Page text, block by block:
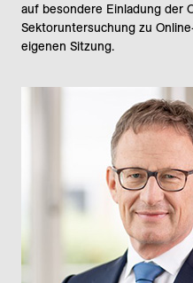
auf besondere Einladung der
Sektoruntersuchung zu
eigenen Sitzung.